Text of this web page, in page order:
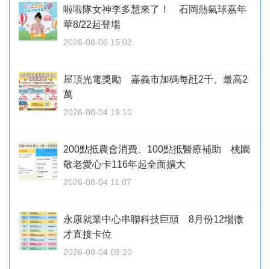
啦啦隊女神李多慧來了！ 石岡熱氣球嘉年
華8/22起登場
2026-08-06 15:02
屋頂光電獎勵 嘉義市加碼每瓩2千、最高2
萬
2026-08-04 19:10
200點抵農會消費、100點抵醫療補助 桃園
敬老愛心卡116年起全面擴大
2026-08-04 11:07
永康就業中心串聯科技巨頭 8月份12場徵
才直接卡位
2026-08-04 08:20